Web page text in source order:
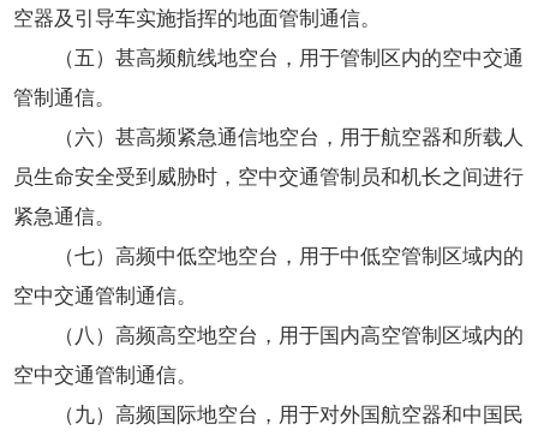
空器及引导车实施指挥的地面管制通信。
（五）甚高频航线地空台，用于管制区内的空中交通
管制通信。
（六）甚高频紧急通信地空台，用于航空器和所载人
员生命安全受到威胁时，空中交通管制员和机长之间进行
紧急通信。
（七）高频中低空地空台，用于中低空管制区域内的
空中交通管制通信。
（八）高频高空地空台，用于国内高空管制区域内的
空中交通管制通信。
（九）高频国际地空台，用于对外国航空器和中国民